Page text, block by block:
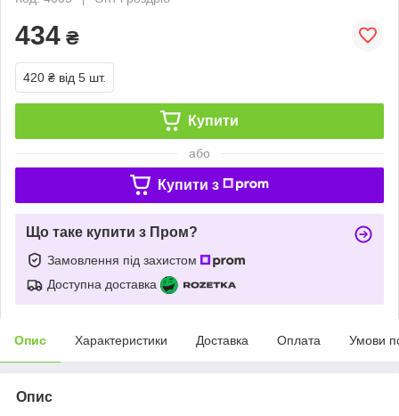
434 ₴
420 ₴ від 5 шт.
Купити
або
Купити з
Що таке купити з Пром?
Замовлення під захистом
Доступна доставка
Опис Характеристики Доставка Оплата Умови
Опис